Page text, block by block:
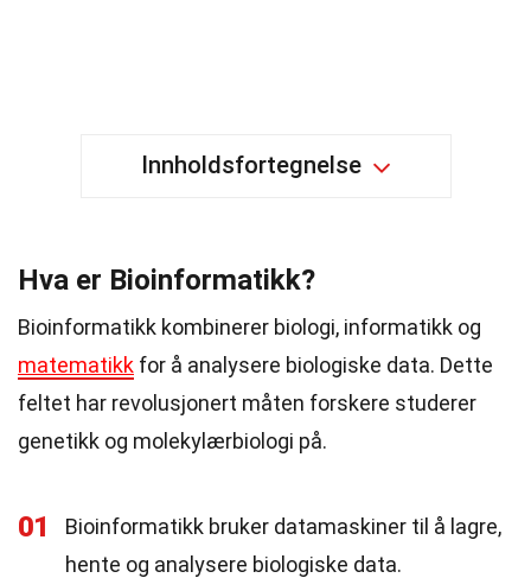
Innholdsfortegnelse
Hva er Bioinformatikk?
Bioinformatikk kombinerer biologi, informatikk og
matematikk for å analysere biologiske data. Dette
feltet har revolusjonert måten forskere studerer
genetikk og molekylærbiologi på.
01
Bioinformatikk bruker datamaskiner til å lagre,
hente og analysere biologiske data.